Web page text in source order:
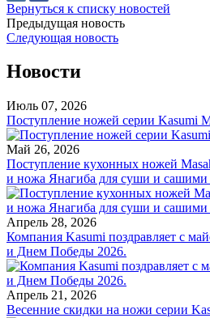
Вернуться к списку новостей
Предыдущая новость
Следующая новость
Новости
Июль 07, 2026
Поступление ножей серии Kasumi
Май 26, 2026
Поступление кухонных ножей
и ножа Янагиба для суши и сашими
Апрель 28, 2026
Компания Kasumi поздравляет с
и Днем Победы 2026.
Апрель 21, 2026
Весенние скидки на ножи серии